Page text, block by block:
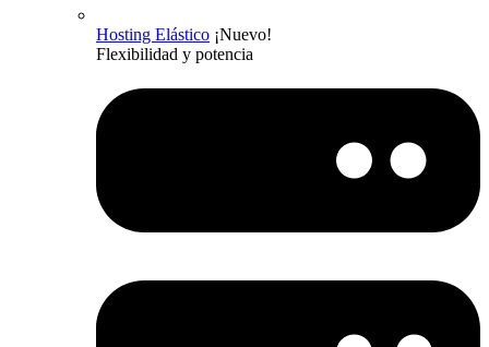
Hosting Elástico ¡Nuevo!
Flexibilidad y potencia